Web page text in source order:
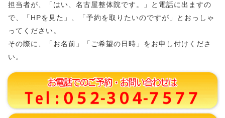
担当者が、「はい、名古屋整体院です。」と電話に出ますの
で、「HPを見た」、「予約を取りたいのですが」とおっしゃ
ってください。
その際に、「お名前」「ご希望の日時」をお申し付けくださ
い。